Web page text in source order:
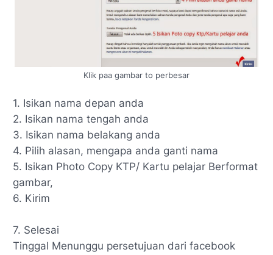
Klik paa gambar to perbesar
1. Isikan nama depan anda
2. Isikan nama tengah anda
3. Isikan nama belakang anda
4. Pilih alasan, mengapa anda ganti nama
5. Isikan Photo Copy KTP/ Kartu pelajar Berformat
gambar,
6. Kirim
7. Selesai
Tinggal Menunggu persetujuan dari facebook